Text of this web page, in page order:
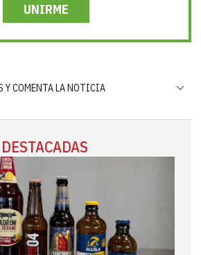
UNIRME
Y COMENTA LA NOTICIA